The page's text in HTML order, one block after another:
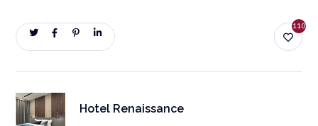
110
Hotel Renaissance